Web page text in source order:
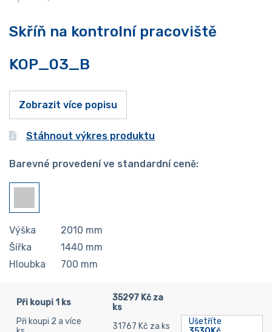
Skříň na kontrolní pracoviště
KOP_03_B
Zobrazit více popisu
Stáhnout výkres produktu
Barevné provedení ve standardní ceně:
Výška 2010 mm
Šířka
1440 mm
Hloubka
700 mm
Při koupi 1 ks
35297 Kč za
ks
Při koupi 2 a více
31767 Kč za ks
Ušetříte